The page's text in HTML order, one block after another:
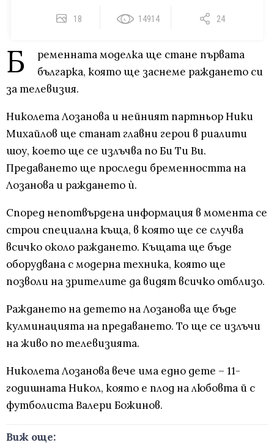
18 14914 24
Б
ременната моделка ще стане първата
българка, която ще заснеме раждането си
за телевизия.
Николета Лозанова и нейният партньор Ники
Михайлов ще станат главни герои в риалити
шоу, което ще се излъчва по Би Ти Ви.
Предаването ще проследи бременността на
Лозанова и раждането ѝ.
Според непотвърдена информация в момента се
строи специална къща, в която ще се случва
всичко около раждането. Къщата ще бъде
оборудвана с модерна техника, която ще
позволи на зрителите да видят всичко отблизо.
Раждането на детето на Лозанова ще бъде
кулминацията на предаването. То ще се излъчи
на живо по телевизията.
Николета Лозанова вече има едно дете – 11-
годишната Никол, която е плод на любовта й с
футболиста Валери Божинов.
Виж още: